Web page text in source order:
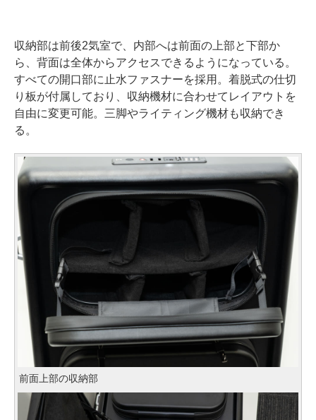
収納部は前後2気室で、内部へは前面の上部と下部か
ら、背面は全体からアクセスできるようになっている。
すべての開口部に止水ファスナーを採用。着脱式の仕切
り板が付属しており、収納機材に合わせてレイアウトを
自由に変更可能。三脚やライティング機材も収納でき
る。
前面上部の収納部